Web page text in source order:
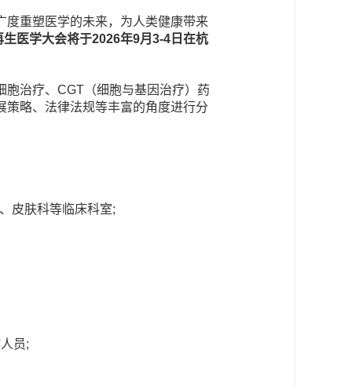
度重塑医学的未来，为人类健康带来
医学大会将于2026年9月3-4日 在杭
治疗、CGT（细胞与基因治疗）药
略、法律法规等丰富的角度进行分
皮肤科等临床科室;
员;